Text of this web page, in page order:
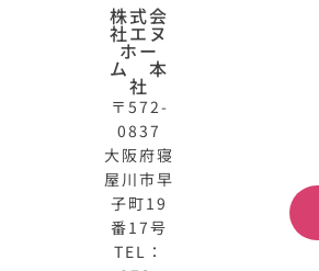
株式会
社エヌ
ホー
ム 本
社
〒572-
0837
大阪府寝
屋川市早
子町19
番17号
TEL：